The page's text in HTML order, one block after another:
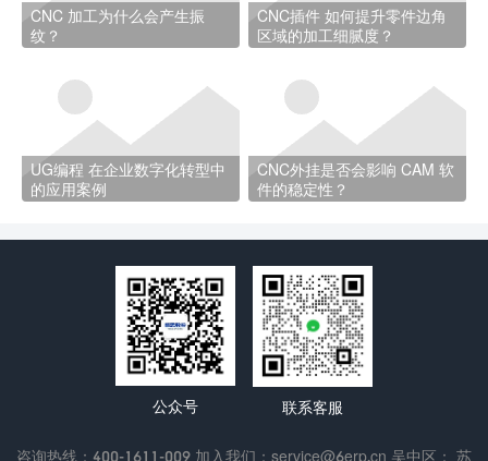
CNC 加工为什么会产生振
纹？
CNC插件 如何提升零件边角
区域的加工细腻度？
UG编程 在企业数字化转型中
的应用案例
CNC外挂是否会影响 CAM 软
件的稳定性？
公众号 联系客服
咨询热线：400-1611-009 加入我们：service@6erp.cn 吴中区： 苏